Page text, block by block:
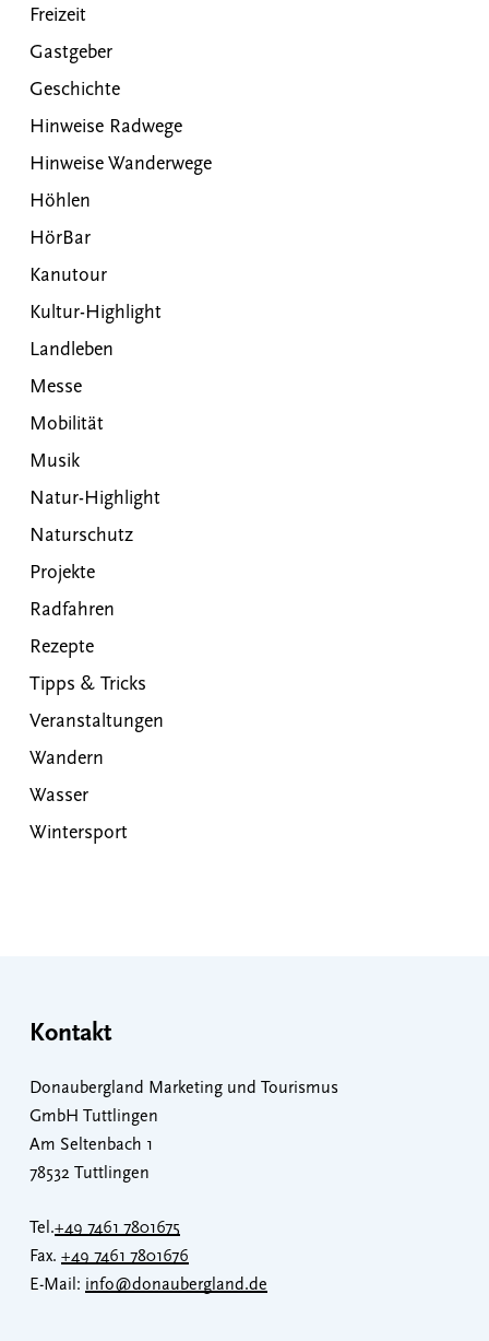
Freizeit
Gastgeber
Geschichte
Hinweise Radwege
Hinweise Wanderwege
Höhlen
HörBar
Kanutour
Kultur-Highlight
Landleben
Messe
Mobilität
Musik
Natur-Highlight
Naturschutz
Projekte
Radfahren
Rezepte
Tipps & Tricks
Veranstaltungen
Wandern
Wasser
Wintersport
Kontakt
Donaubergland Marketing und Tourismus
GmbH Tuttlingen
Am Seltenbach 1
78532 Tuttlingen
Tel.+49 7461 7801675
Fax. +49 7461 7801676
E-Mail: info@donaubergland.de